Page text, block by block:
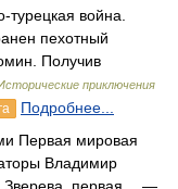
турецкая война.
пехотный
Получив
приключения
Подробнее...
Первая мировая
Владимир